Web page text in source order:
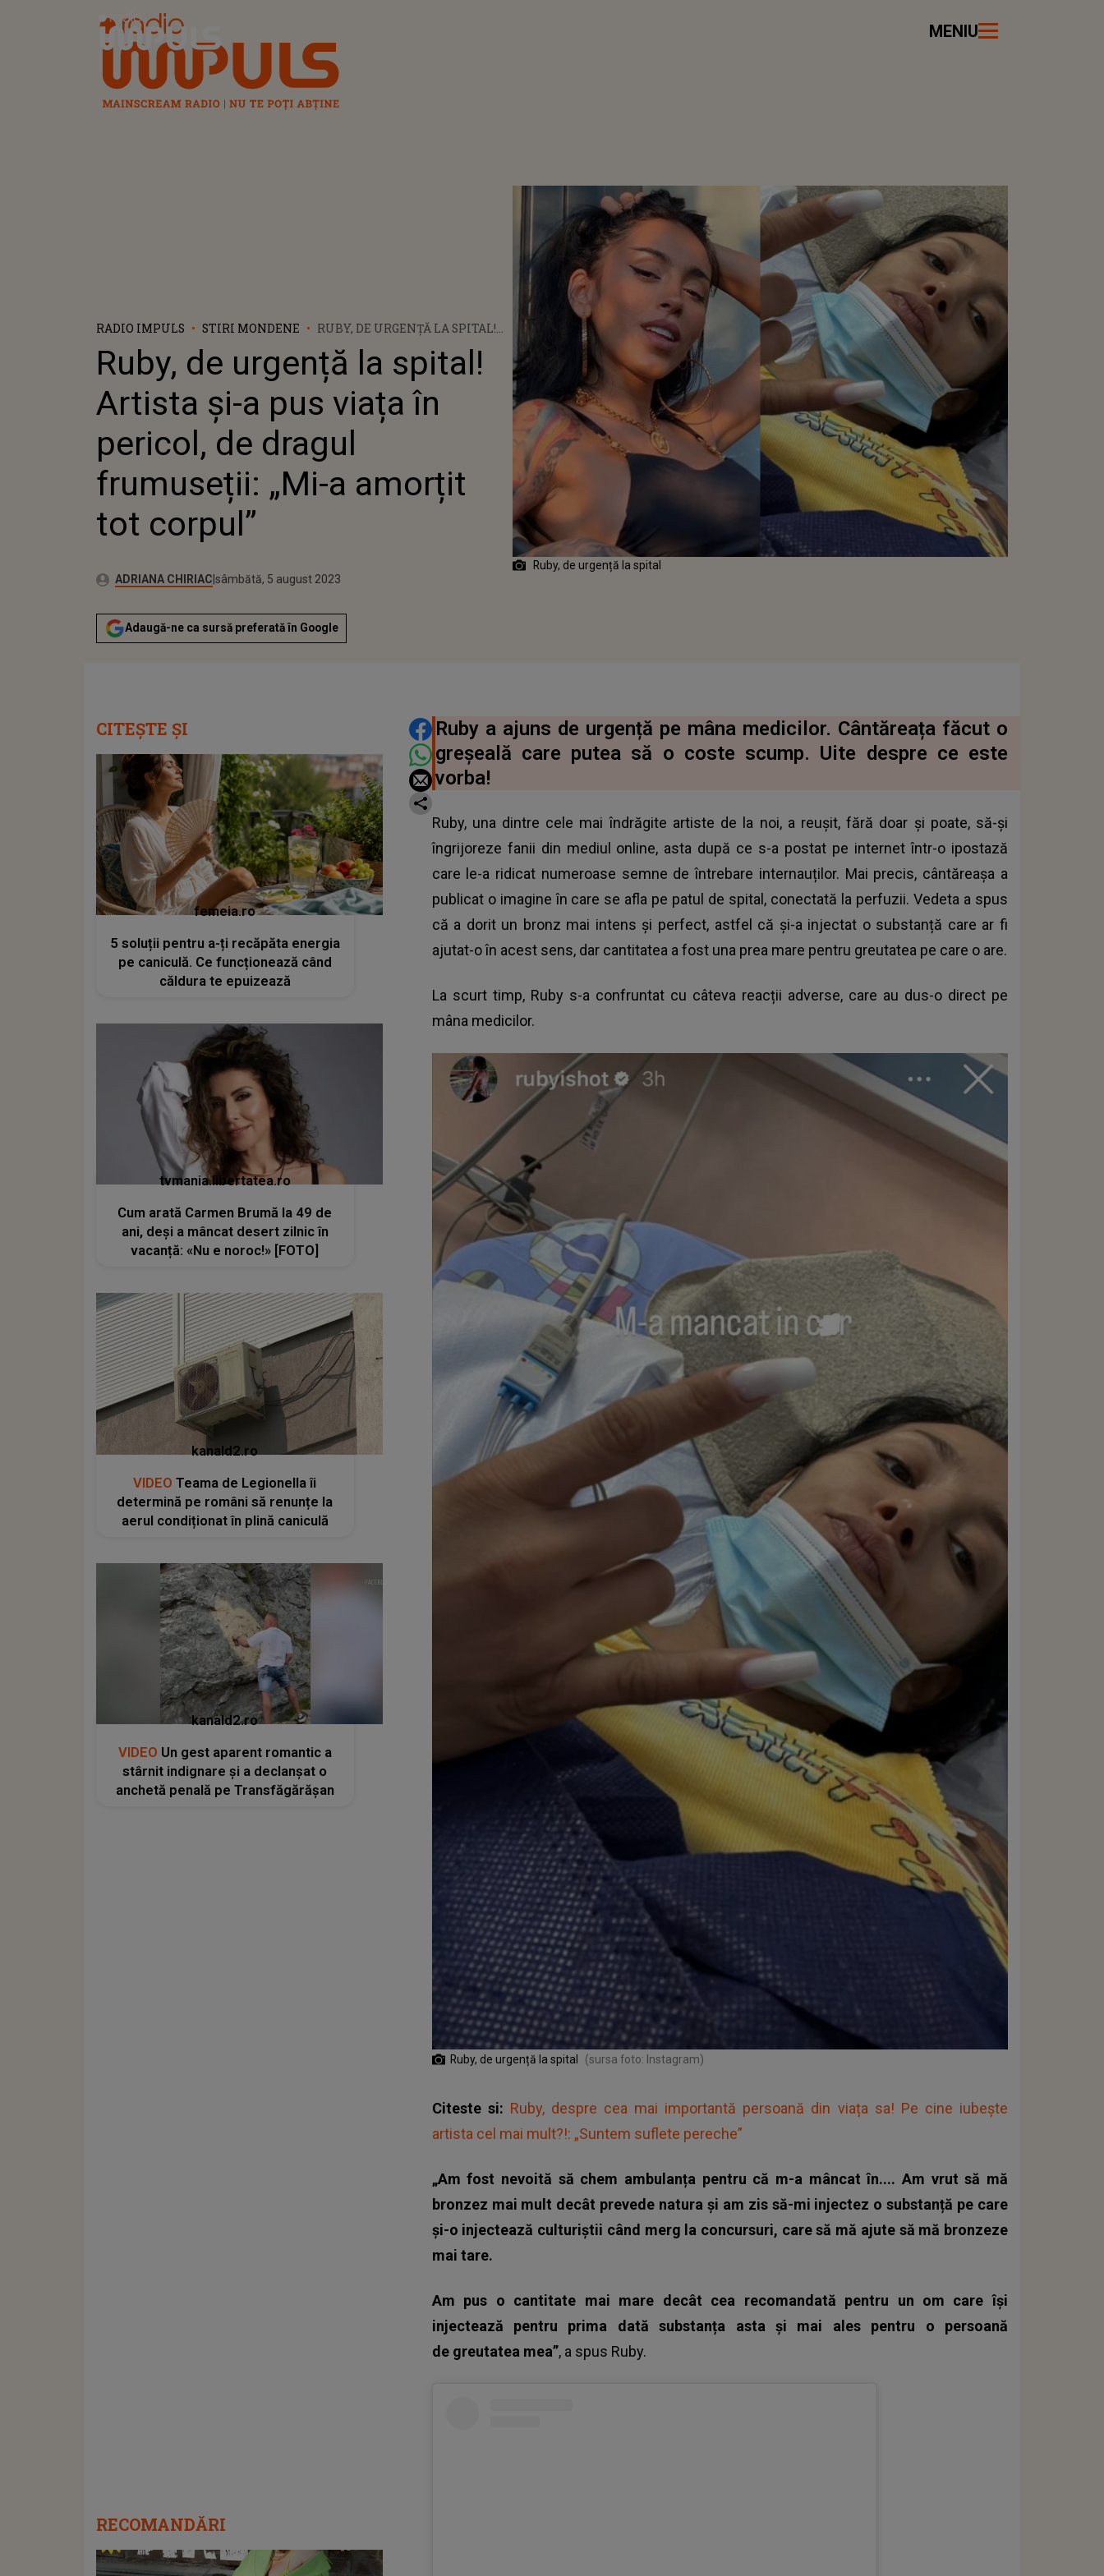
Radio Impuls MENIU
RADIO IMPULS STIRI MONDENE
RUBY, DE URGENȚĂ LA SPITAL!
PERICOL, DE DRAGUL
FRUMUSEȚII: „MI-A AMORȚIT
TOT CORPUL”
Ruby, de urgență la spital!
Artista și-a pus viața în
pericol, de dragul
frumuseții: „Mi-a amorțit
tot corpul”
Autor:ADRIANA CHIRIACPublicat:
vineri, 5 august 2022
Actualizat:
sâmbătă, 5 august 2023
Adaugă-ne ca sursă preferată în Google
Ruby, de urgență la spital
DISTRIBUIE ARTICOLUL
Ruby a ajuns de urgență pe mâna medicilor. Cântăreața făcut o
greșeală care putea să o coste scump. Uite despre ce este
vorba!
Ruby, una dintre cele mai îndrăgite artiste de la noi, a reușit, fără doar și poate, să-și
îngrijoreze fanii din mediul online, asta după ce s-a postat pe internet într-o ipostază
care le-a ridicat numeroase semne de întrebare internauților. Mai precis, cântăreașa a
publicat o imagine în care se afla pe patul de spital, conectată la perfuzii. Vedeta a spus
că a dorit un bronz mai intens și perfect, astfel că și-a injectat o substanță care ar fi
ajutat-o în acest sens, dar cantitatea a fost una prea mare pentru greutatea pe care o are.
La scurt timp, Ruby s-a confruntat cu câteva reacții adverse, care au dus-o direct pe
mâna medicilor.
Ruby, de urgență la spital (sursa foto: Instagram)
Citeste si: Ruby, despre cea mai importantă persoană din viața sa! Pe cine iubește
artista cel mai mult?!: „Suntem suflete pereche”
„Am fost nevoită să chem ambulanța pentru că m-a mâncat în.... Am vrut să mă
bronzez mai mult decât prevede natura și am zis să-mi injectez o substanță pe care
și-o injectează culturiștii când merg la concursuri, care să mă ajute să mă bronzeze
mai tare.
Am pus o cantitate mai mare decât cea recomandată pentru un om care își
injectează pentru prima dată substanța asta și mai ales pentru o persoană
de greutatea mea”, a spus Ruby.
CITEȘTE ȘI
femeia.ro
5 soluții pentru a-ți recăpăta energia
pe caniculă. Ce funcționează când
căldura te epuizează
tvmania.libertatea.ro
Cum arată Carmen Brumă la 49 de
ani, deși a mâncat desert zilnic în
vacanță: «Nu e noroc!» [FOTO]
kanald2.ro
VIDEO Teama de Legionella îi
determină pe români să renunțe la
aerul condiționat în plină caniculă
kanald2.ro
VIDEO Un gest aparent romantic a
stârnit indignare și a declanșat o
anchetă penală pe Transfăgărășan
RECOMANDĂRI